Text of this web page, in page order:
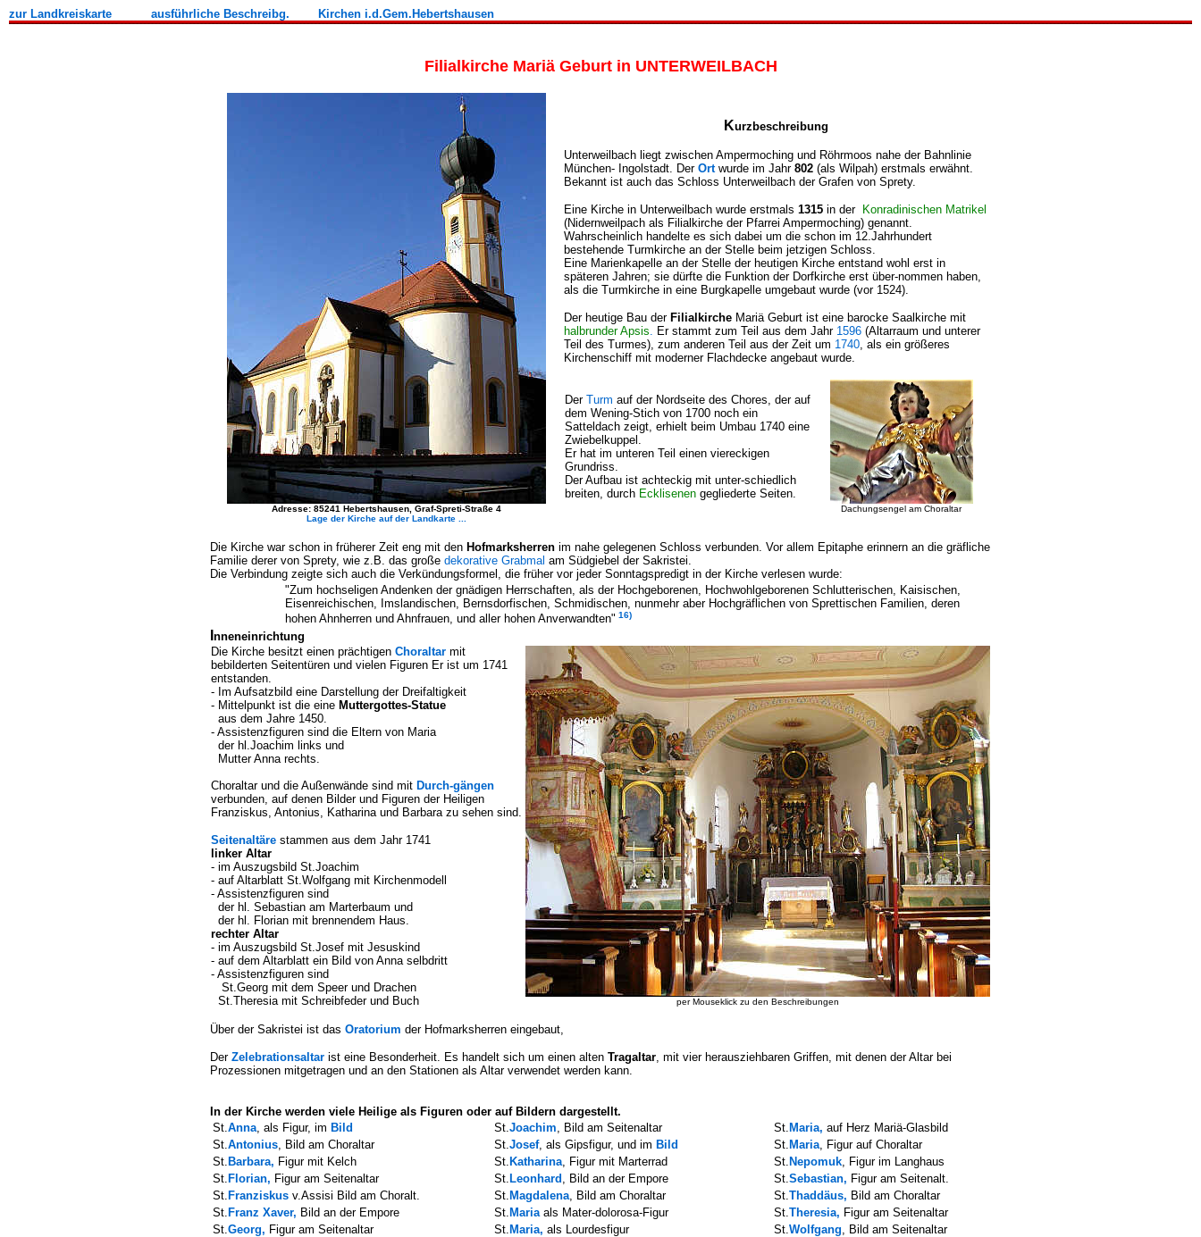
zur Landkreiskarte ausführliche Beschreibg. Kirchen i.d.Gem.Hebertshausen
Filialkirche Mariä Geburt in UNTERWEILBACH
Adresse: 85241 Hebertshausen, Graf-Spreti-Straße 4
Lage der Kirche auf der Landkarte ...
Kurzbeschreibung
Unterweilbach liegt zwischen Ampermoching und Röhrmoos nahe der Bahnlinie
München- Ingolstadt. Der Ortwurde im Jahr 802 (als Wilpah) erstmals erwähnt.
Bekannt ist auch das Schloss Unterweilbach der Grafen von Sprety.
Eine Kirche in Unterweilbach wurde erstmals 1315 in der Konradinischen Matrikel
(Nidernweilpach als Filialkirche der Pfarrei Ampermoching) genannt.
Wahrscheinlich handelte es sich dabei um die schon im 12.Jahrhundert
bestehende Turmkirche an der Stelle beim jetzigen Schloss.
Eine Marienkapelle an der Stelle der heutigen Kirche entstand wohl erst in
späteren Jahren; sie dürfte die Funktion der Dorfkirche erst über-nommen haben,
als die Turmkirche in eine Burgkapelle umgebaut wurde (vor 1524).
Der heutige Bau der Filialkirche Mariä Geburt ist eine barocke Saalkirche mit
halbrunder Apsis. Er stammt zum Teil aus dem Jahr 1596 (Altarraum und unterer
Teil des Turmes), zum anderen Teil aus der Zeit um 1740, als ein größeres
Kirchenschiff mit moderner Flachdecke angebaut wurde.
Der Turm auf der Nordseite des Chores, der auf
dem Wening-Stich von 1700 noch ein
Satteldach zeigt, erhielt beim Umbau 1740 eine
Zwiebelkuppel.
Er hat im unteren Teil einen viereckigen
Grundriss.
Der Aufbau ist achteckig mit unter-schiedlich
breiten, durch Ecklisenen gegliederte Seiten.
Dachungsengel am Choraltar
Die Kirche war schon in früherer Zeit eng mit den Hofmarksherren im nahe gelegenen Schloss verbunden. Vor allem Epitaphe erinnern an die gräfliche
Familie derer von Sprety, wie z.B. das große dekorative Grabmal am Südgiebel der Sakristei.
Die Verbindung zeigte sich auch die Verkündungsformel, die früher vor jeder Sonntagspredigt in der Kirche verlesen wurde:
"Zum hochseligen Andenken der gnädigen Herrschaften, als der Hochgeborenen, Hochwohlgeborenen Schlutterischen, Kaisischen,
Eisenreichischen, Imslandischen, Bernsdorfischen, Schmidischen, nunmehr aber Hochgräflichen von Sprettischen Familien, deren
hohen Ahnherren und Ahnfrauen, und aller hohen Anverwandten" 16)
nneneinrichtung
Die Kirche besitzt einen prächtigen Choraltar mit
bebilderten Seitentüren und vielen Figuren Er ist um 1741
entstanden.
- Im Aufsatzbild eine Darstellung der Dreifaltigkeit
- Mittelpunkt ist die eine Muttergottes-Statue
aus dem Jahre 1450.
- Assistenzfiguren sind die Eltern von Maria
der hl.Joachim links und
Mutter Anna rechts.
Choraltar und die Außenwände sind mit Durch-gängen
verbunden, auf denen Bilder und Figuren der Heiligen
Franziskus, Antonius, Katharina und Barbara zu sehen sind.
Seitenaltäre stammen aus dem Jahr 1741
linker Altar
- im Auszugsbild St.Joachim
- auf Altarblatt St.Wolfgang mit Kirchenmodell
- Assistenzfiguren sind
der hl. Sebastian am Marterbaum und
der hl. Florian mit brennendem Haus.
rechter Altar
- im Auszugsbild St.Josef mit Jesuskind
- auf dem Altarblatt ein Bild von Anna selbdritt
- Assistenzfiguren sind
St.Georg mit dem Speer und Drachen
St.Theresia mit Schreibfeder und Buch
per Mouseklick zu den Beschreibungen
Über der Sakristei ist das Oratorium der Hofmarksherren eingebaut,
Der Zelebrationsaltar ist eine Besonderheit. Es handelt sich um einen alten Tragaltar, mit vier herausziehbaren Griffen, mit denen der Altar bei
Prozessionen mitgetragen und an den Stationen als Altar verwendet werden kann.
In der Kirche werden viele Heilige als Figuren oder auf Bildern dargestellt.
St.Anna, als Figur, im Bild St.Joachim, Bild am Seitenaltar St. Maria, auf Herz Mariä-Glasbild
St.Antonius, Bild am Choraltar St.Josef, als Gipsfigur, und im Bild St. Maria, Figur auf Choraltar
St. Barbara, Figur mit Kelch St. Katharina, Figur mit Marterrad St. Nepomuk, Figur im Langhaus
St. Florian, Figur am Seitenaltar St. Leonhard , Bild an der Empore St.Sebastian, Figur am Seitenalt.
St. Franziskus v.Assisi Bild am Choralt. St. Magdalena, Bild am Choraltar St.Thaddäus, Bild am Choraltar
St. Franz Xaver, Bild an der Empore St. Maria als Mater-dolorosa-Figur St.Theresia, Figur am Seitenaltar
St.Georg, Figur am Seitenaltar St. Maria, als Lourdesfigur St.Wolfgang, Bild am Seitenaltar